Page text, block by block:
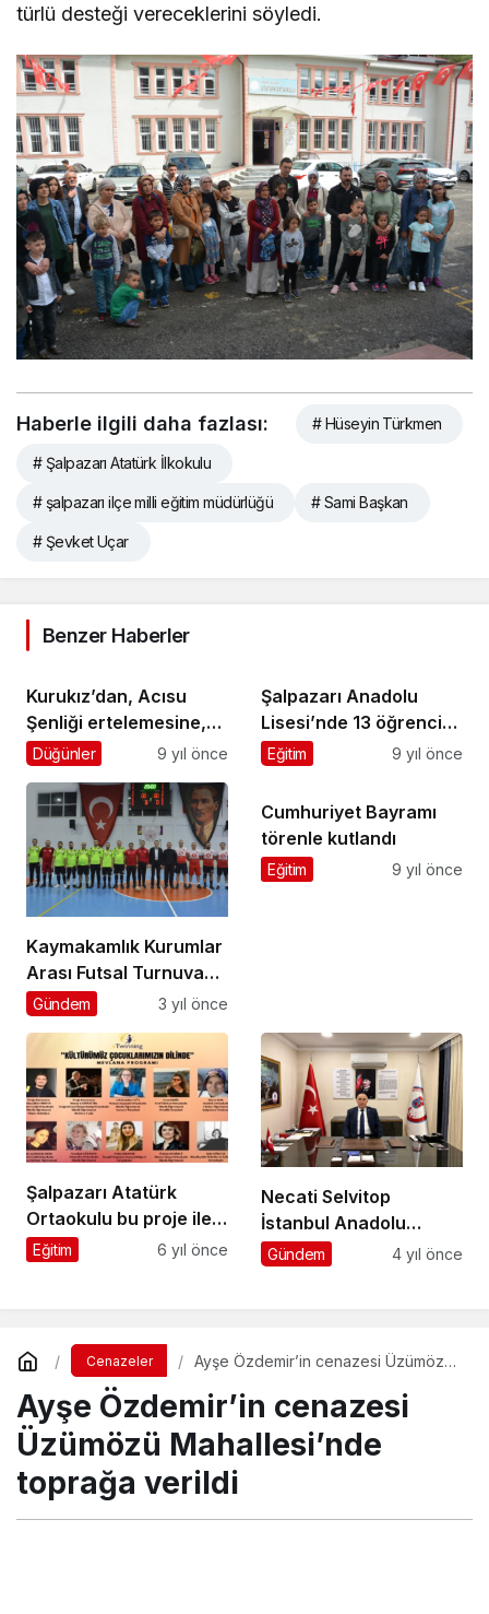
türlü desteği vereceklerini söyledi.
Haberle ilgili daha fazlası: # Hüseyin Türkmen
# Şalpazarı Atatürk İlkokulu
# şalpazarı ilçe milli eğitim müdürlüğü # Sami Başkan
# Şevket Uçar
Benzer Haberler
Kurukız’dan, Acısu
Şenliği ertelemesine,
“Uluslararası” kılıf !
Düğünler 9 yıl önce
Şalpazarı Anadolu
Lisesi’nde 13 öğrenci
takdirname, 24 öğrenci
aldı
Eğitim 9 yıl önce
Kaymakamlık Kurumlar
Arası Futsal Turnuvası
başladı
Gündem 3 yıl önce
Cumhuriyet Bayramı
törenle kutlandı
Eğitim 9 yıl önce
Şalpazarı Atatürk
Ortaokulu bu proje ile
yöremizin kültürünü
Eğitim 6 yıl önce
Necati Selvitop
İstanbul Anadolu
Yakası Trabzonlular
Gündem 4 yıl önce
Cenazeler
Ayşe Özdemir’in cenazesi Üzümözü
Ayşe Özdemir’in cenazesi
Üzümözü Mahallesi’nde
toprağa verildi